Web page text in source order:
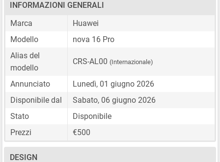
INFORMAZIONI GENERALI
Marca
Huawei
Modello
nova 16 Pro
Alias del
modello
CRS-AL00 (Internazionale)
Annunciato
Lunedì, 01 giugno 2026
Disponibile dal
Sabato, 06 giugno 2026
Stato
Disponibile
Prezzi
€500
DESIGN